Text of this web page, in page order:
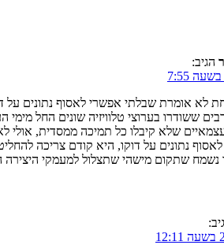
הגיב:
אומרת שבלתי אפשרי לאסוף נתונים על דוקו, אלא שזה
נתונים על דוקו, היא קודם צריכה
נשמח שתקום מישהי שתצלול למעמקי היצירה